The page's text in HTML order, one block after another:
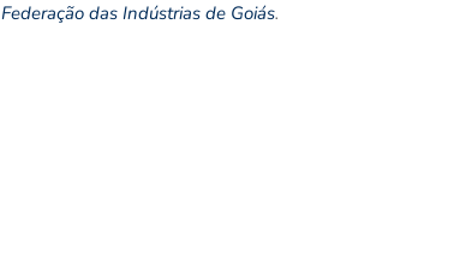
Federação das Indústrias de Goiás.